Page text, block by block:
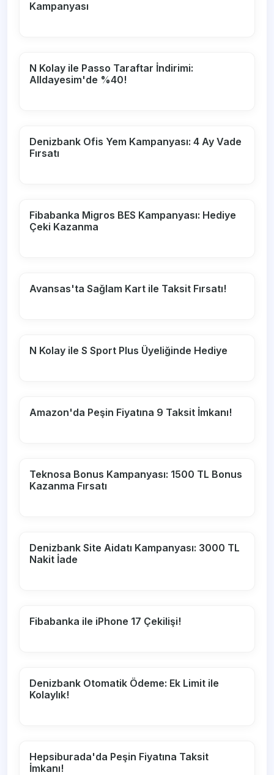
Kampanyası
N Kolay ile Passo Taraftar İndirimi:
Alldayesim'de %40!
Denizbank Ofis Yem Kampanyası: 4 Ay Vade
Fırsatı
Fibabanka Migros BES Kampanyası: Hediye
Çeki Kazanma
Avansas'ta Sağlam Kart ile Taksit Fırsatı!
N Kolay ile S Sport Plus Üyeliğinde Hediye
Amazon'da Peşin Fiyatına 9 Taksit İmkanı!
Teknosa Bonus Kampanyası: 1500 TL Bonus
Kazanma Fırsatı
Denizbank Site Aidatı Kampanyası: 3000 TL
Nakit İade
Fibabanka ile iPhone 17 Çekilişi!
Denizbank Otomatik Ödeme: Ek Limit ile
Kolaylık!
Hepsiburada'da Peşin Fiyatına Taksit
İmkanı!